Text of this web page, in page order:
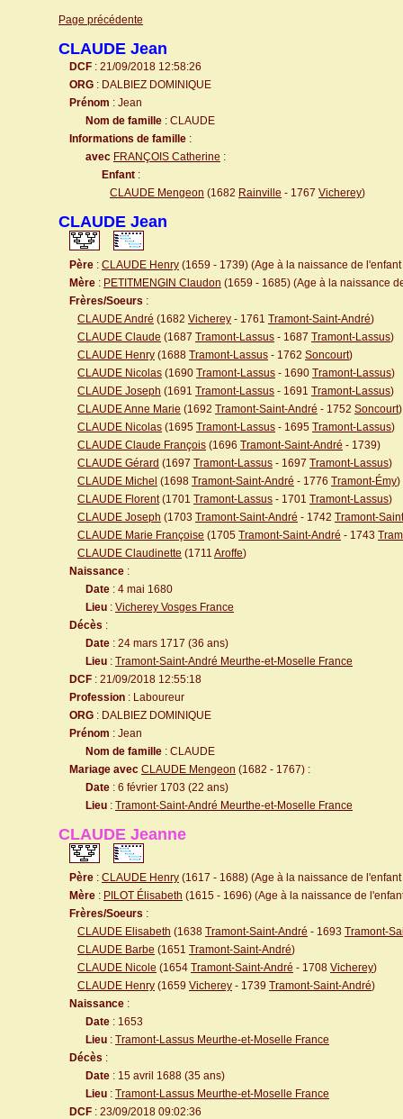
Page précédente
CLAUDE Jean
DCF : 21/09/2018 12:58:26
ORG : DALBIEZ DOMINIQUE
Prénom : Jean
Nom de famille : CLAUDE
Informations de famille :
avec FRANÇOIS Catherine :
Enfant :
CLAUDE Mengeon (1682 Rainville - 1767 Vicherey)
CLAUDE Jean
Père : CLAUDE Henry (1659 - 1739) (Age à la naissance de
Mère : PETITMENGIN Claudon (1659 - 1685) (Age à la naissance
Frères/Soeurs :
CLAUDE André (1682 Vicherey - 1761 Tramont-Saint-André)
CLAUDE Claude (1687 Tramont-Lassus - 1687 Tramont-Lassus)
CLAUDE Henry (1688 Tramont-Lassus - 1762 Soncourt)
CLAUDE Nicolas (1690 Tramont-Lassus - 1690 Tramont-Lassus)
CLAUDE Joseph (1691 Tramont-Lassus - 1691 Tramont-Lassus)
CLAUDE Anne Marie (1692 Tramont-Saint-André - 1752 Soncourt)
CLAUDE Nicolas (1695 Tramont-Lassus - 1695 Tramont-Lassus)
CLAUDE Claude François (1696 Tramont-Saint-André - 1739)
CLAUDE Gérard (1697 Tramont-Lassus - 1697 Tramont-Lassus)
CLAUDE Michel (1698 Tramont-Saint-André - 1776 Tramont-Émy)
CLAUDE Florent(1701 Tramont-Lassus - 1701 Tramont-Lassus)
CLAUDE Joseph (1703 Tramont-Saint-André - 1742 Tramont-
CLAUDE Marie Françoise (1705 Tramont-Saint-André - 1743
CLAUDE Claudinette (1711 Aroffe)
Naissance :
Date : 4 mai 1680
Lieu : Vicherey Vosges France
Décès :
Date : 24 mars 1717 (36 ans)
Lieu : Tramont-Saint-André Meurthe-et-Moselle France
DCF : 21/09/2018 12:55:18
Profession : Laboureur
ORG : DALBIEZ DOMINIQUE
Prénom : Jean
Nom de famille : CLAUDE
Mariage avec CLAUDE Mengeon (1682 - 1767) :
Date : 6 février 1703 (22 ans)
Lieu : Tramont-Saint-André Meurthe-et-Moselle France
CLAUDE Jeanne
Père : CLAUDE Henry (1617 - 1688) (Age à la naissance de
Mère : PILOT Élisabeth (1615 - 1696) (Age à la naissance de
Frères/Soeurs :
CLAUDE Elisabeth (1638 Tramont-Saint-André - 1693 Tramont-
CLAUDE Barbe (1651 Tramont-Saint-André)
CLAUDE Nicole (1654 Tramont-Saint-André - 1708 Vicherey)
CLAUDE Henry (1659 Vicherey - 1739 Tramont-Saint-André)
Naissance :
Date : 1653
Lieu : Tramont-Lassus Meurthe-et-Moselle France
Décès :
Date : 15 avril 1688 (35 ans)
Lieu : Tramont-Lassus Meurthe-et-Moselle France
DCF : 23/09/2018 09:02:36